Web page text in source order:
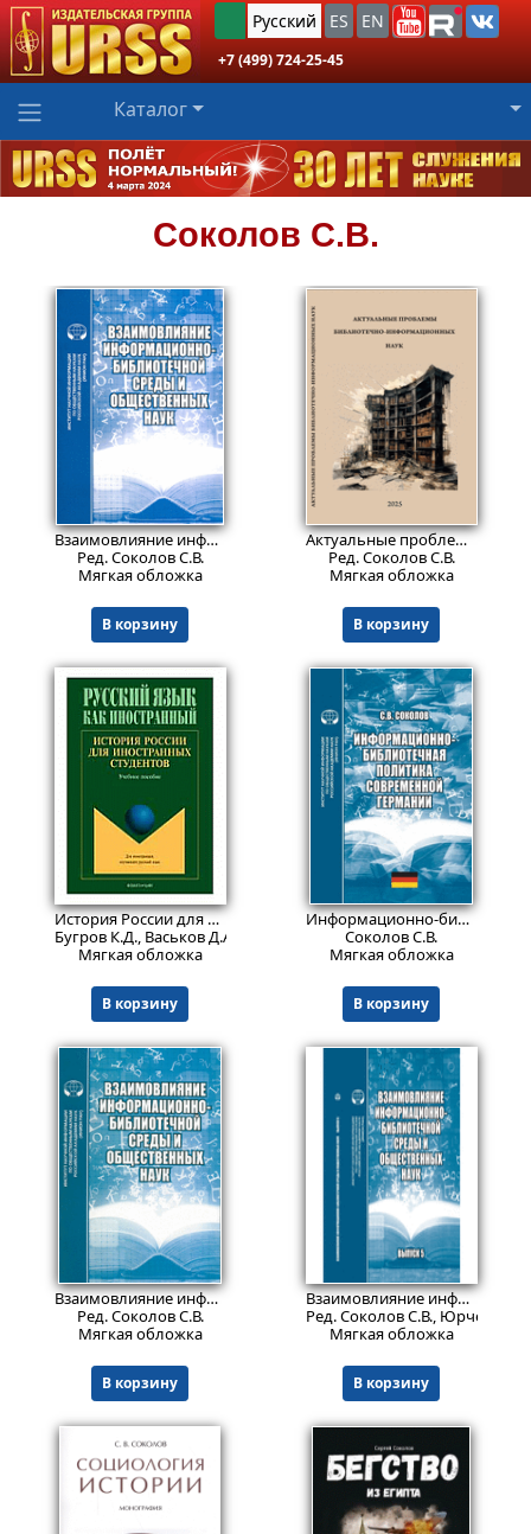
Русский ES EN
+7 (499) 724-25-45
Каталог
Соколов С.В.
1068₽
Взаимовлияние информационно-библиотечной среды и общественных наук: сб.материалов науч.семинара. Вып. 7.
Ред. Соколов С.В.
Мягкая обложка
В корзину
838 ₽
Актуальные проблемы библиотечно-информационных наук: сб. обзоров и рефератов
Ред. Соколов С.В.
Мягкая обложка
В корзину
561₽
История России для иностранных студентов.
Изд. 2
Бугров К.Д., Васьков Д.А., Еробкин И.Е., Каменская Е.В.,
Мягкая обложка
В корзину
1129₽
Информационно-библиотечная политика современной Германии: монография
Соколов С.В.
Мягкая обложка
В корзину
992₽
Взаимовлияние информационно-библиотечной среды и общественных наук. Вып. 6.
Ред. Соколов С.В.
Мягкая обложка
В корзину
728₽
Взаимовлияние информационно-библиотечной среды и общественных наук: сб. материалов науч. семинара. Вып.5.
Ред. Соколов С.В., Юрченкова
Мягкая обложка
В корзину